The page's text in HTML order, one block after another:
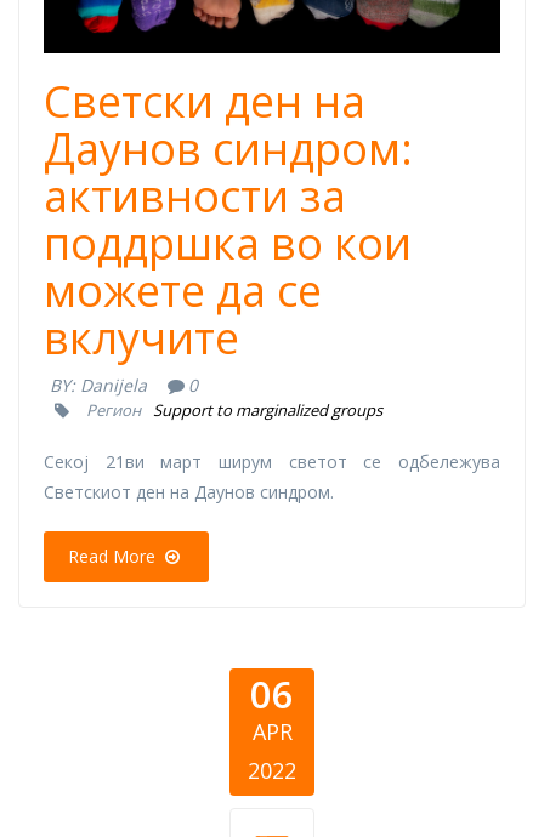
Светски ден на
Даунов синдром:
активности за
поддршка во кои
можете да се
вклучите
BY: Danijela 0
Регион Support to marginalized groups
Секој 21ви март ширум светот се одбележува
Светскиот ден на Даунов синдром.
Read More
06
APR
2022